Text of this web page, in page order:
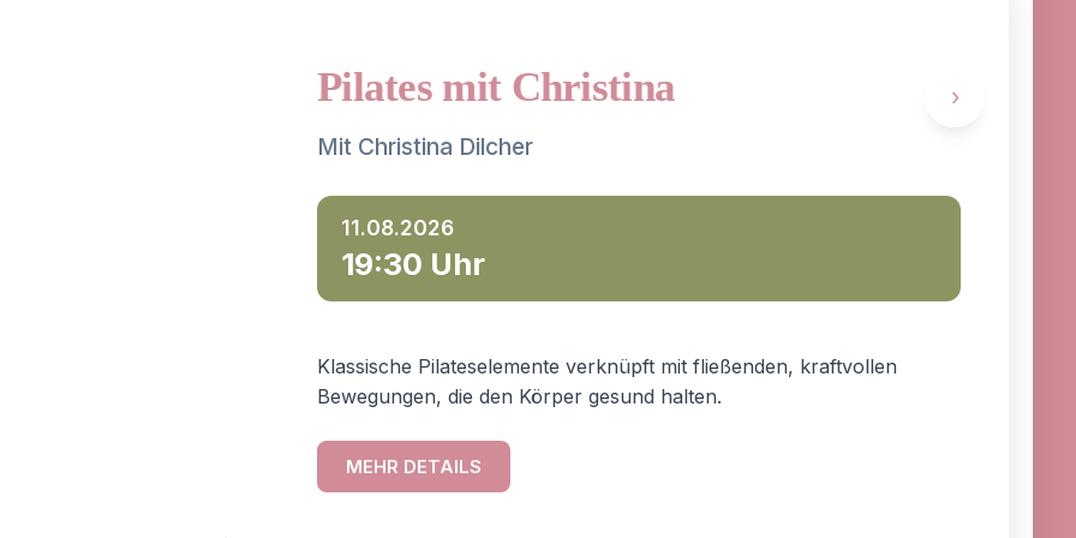
Pilates mit Christina
Mit Christina Dilcher
11.08.2026
19:30 Uhr
Klassische Pilateselemente verknüpft mit fließenden, kraftvollen
Bewegungen, die den Körper gesund halten.
MEHR DETAILS
›